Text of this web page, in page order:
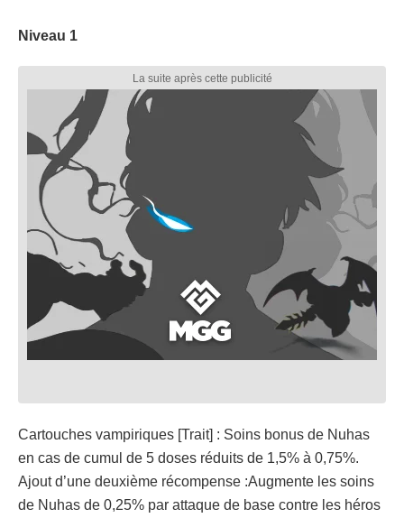
Niveau 1
Cartouches vampiriques [Trait] : Soins bonus de Nuhas
en cas de cumul de 5 doses réduits de 1,5% à 0,75%.
Ajout d’une deuxième récompense :Augmente les soins
de Nuhas de 0,25% par attaque de base contre les héros